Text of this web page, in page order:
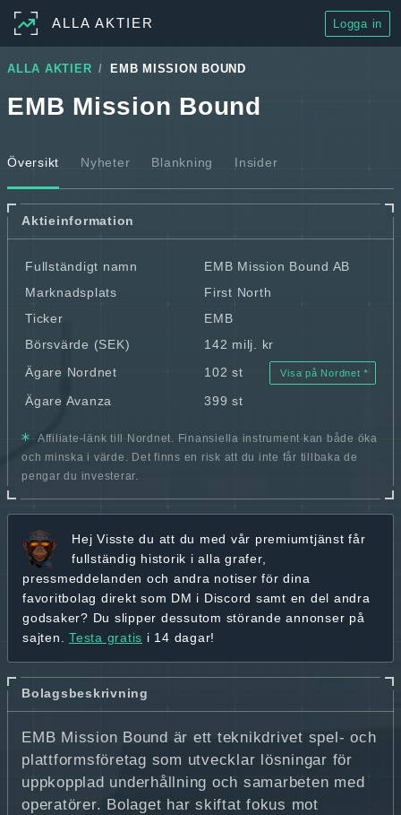
ALLA AKTIER Logga in
ALLA AKTIER EMB MISSION BOUND
EMB Mission Bound
Översikt Nyheter Blankning Insider
Aktieinformation
Fullständigt namn
EMB Mission Bound AB
Marknadsplats
First North
Ticker
EMB
Börsvärde (SEK)
142 milj. kr
Ägare Nordnet
102 st Visa på Nordnet
Ägare Avanza 399 st
Affiliate-länk till Nordnet. Finansiella instrument kan både öka
och minska i värde. Det finns en risk att du inte får tillbaka de
pengar du investerar.
Hej Visste du att du med vår premiumtjänst får
fullständig historik i alla grafer,
pressmeddelanden och andra notiser för dina
favoritbolag direkt som DM i Discord samt en del andra
godsaker? Du slipper dessutom störande annonser på
sajten. Testa gratis i 14 dagar!
Bolagsbeskrivning
EMB Mission Bound är ett teknikdrivet spel- och
plattformsföretag som utvecklar lösningar för
uppkopplad underhållning och samarbeten med
operatörer. Bolaget har skiftat fokus mot